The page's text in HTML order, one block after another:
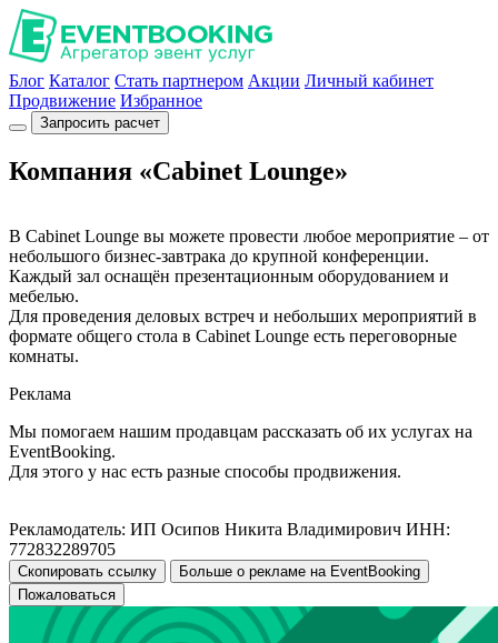
Блог Каталог Стать партнером Акции Личный кабинет
Продвижение Избранное
Запросить расчет
Компания «Cabinet Lounge»
В Cabinet Lounge вы можете провести любое мероприятие – от
небольшого бизнес-завтрака до крупной конференции.
Каждый зал оснащён презентационным оборудованием и
мебелью.
Для проведения деловых встреч и небольших мероприятий в
формате общего стола в Cabinet Lounge есть переговорные
комнаты.
Реклама
Мы помогаем нашим продавцам рассказать об их услугах на
EventBooking.
Для этого у нас есть разные способы продвижения.
Рекламодатель: ИП Осипов Никита Владимирович ИНН:
772832289705
Скопировать ссылку
Больше о рекламе на EventBooking
Пожаловаться